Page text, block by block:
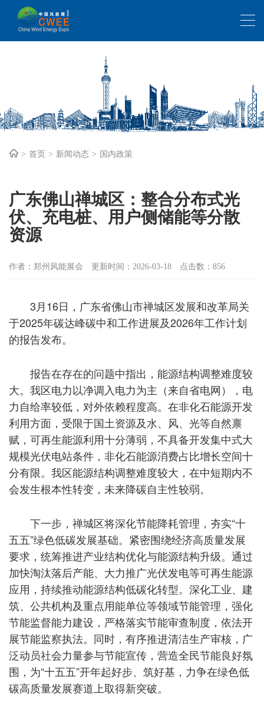
首页 新闻动态 国内政策
广东佛山禅城区：整合分布式光
伏、充电桩、用户侧储能等分散
资源
作者：郑州风能展会 更新时间：2026-03-18 点击数：856
3月16日，广东省佛山市禅城区发展和改革局关
于2025年碳达峰碳中和工作进展及2026年工作计划
的报告发布。
报告在存在的问题中指出，能源结构调整难度较
大。我区电力以净调入电力为主（来自省电网），电
力自给率较低，对外依赖程度高。在非化石能源开发
利用方面，受限于国土资源及水、风、光等自然禀
赋，可再生能源利用十分薄弱，不具备开发集中式大
规模光伏电站条件，非化石能源消费占比增长空间十
分有限。我区能源结构调整难度较大，在中短期内不
会发生根本性转变，未来降碳自主性较弱。
下一步，禅城区将深化节能降耗管理，夯实“十
五五”绿色低碳发展基础。紧密围绕经济高质量发展
要求，统筹推进产业结构优化与能源结构升级。通过
加快淘汰落后产能、大力推广光伏发电等可再生能源
应用，持续推动能源结构低碳化转型。深化工业、建
筑、公共机构及重点用能单位等领域节能管理，强化
节能监督能力建设，严格落实节能审查制度，依法开
展节能监察执法。同时，有序推进清洁生产审核，广
泛动员社会力量参与节能宣传，营造全民节能良好氛
围，为“十五五”开年起好步、筑好基，力争在绿色低
碳高质量发展赛道上取得新突破。